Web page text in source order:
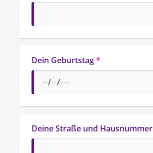
Dein Geburtstag*
Deine Straße und Hausnummer